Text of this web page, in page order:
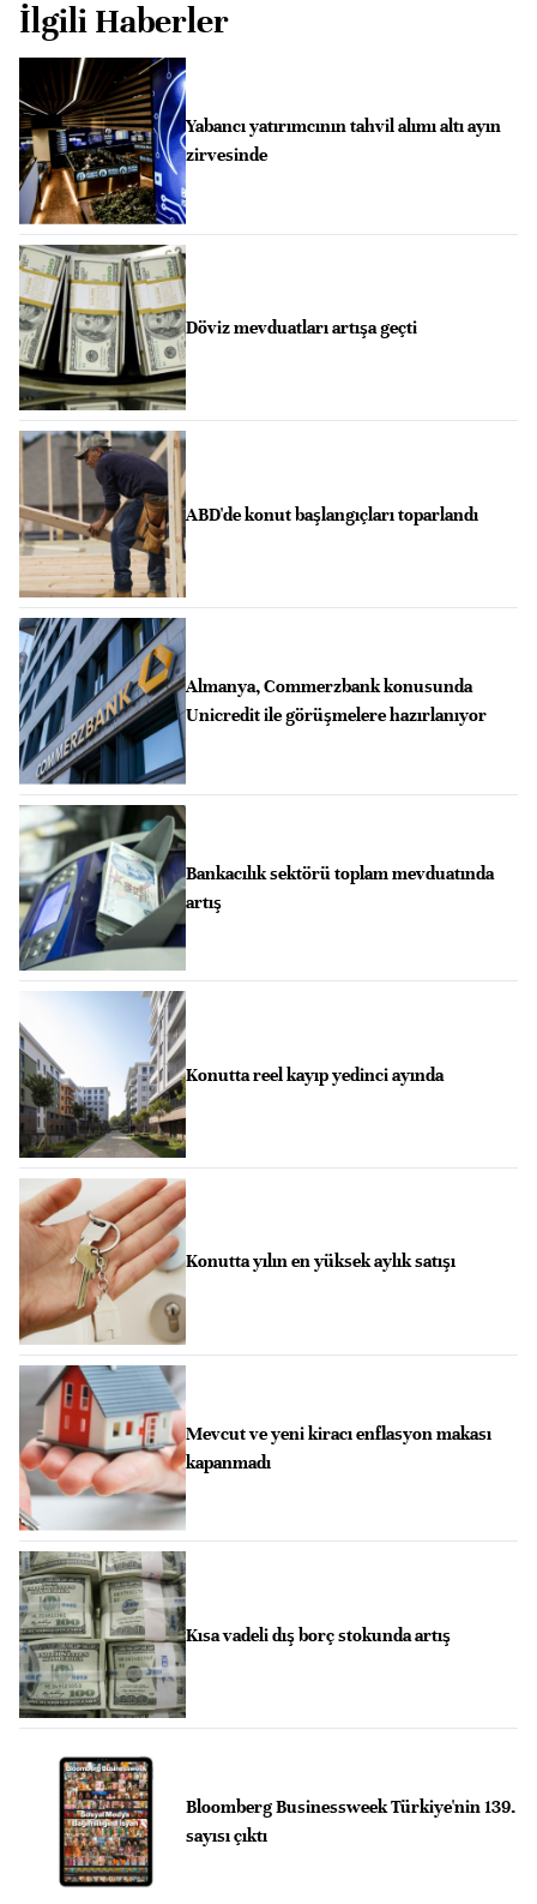
İlgili Haberler
Yabancı yatırımcının tahvil alımı altı ayın
zirvesinde
Döviz mevduatları artışa geçti
ABD'de konut başlangıçları toparlandı
Almanya, Commerzbank konusunda
Unicredit ile görüşmelere hazırlanıyor
Bankacılık sektörü toplam mevduatında
artış
Konutta reel kayıp yedinci ayında
Konutta yılın en yüksek aylık satışı
Mevcut ve yeni kiracı enflasyon makası
kapanmadı
Kısa vadeli dış borç stokunda artış
Bloomberg Businessweek Türkiye'nin 139.
sayısı çıktı